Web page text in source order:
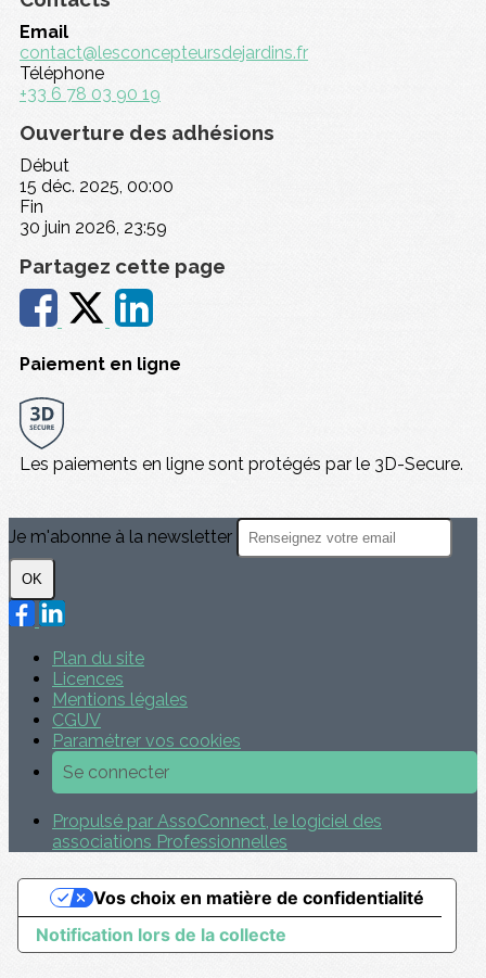
Email
contact@lesconcepteursdejardins.fr
Téléphone
+33 6 78 03 90 19
Ouverture des adhésions
Début
15 déc. 2025, 00:00
Fin
30 juin 2026, 23:59
Partagez cette page
Paiement en ligne
Les paiements en ligne sont protégés par le 3D-Secure.
Je m'abonne à la newsletter
OK
Plan du site
Licences
Mentions légales
CGUV
Paramétrer vos cookies
Se connecter
Propulsé par AssoConnect, le logiciel des
associations Professionnelles
Notification lors de la collecte
Vos choix en matière de confidentialité